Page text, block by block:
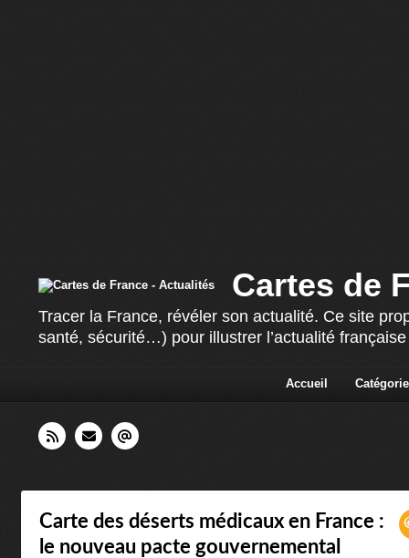
Cartes de
Tracer la France, révéler son actualité. Ce site
santé, sécurité…) pour illustrer l’actualité
Accueil
Carte des déserts médicaux en France :
le nouveau pacte gouvernemental